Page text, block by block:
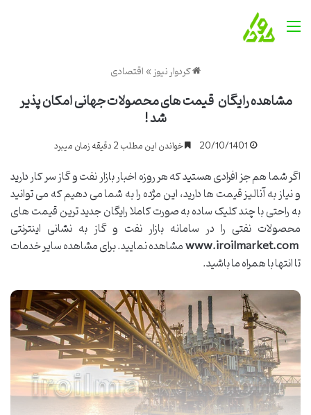
منو
کردوار نیوز»اقتصادی
مشاهده رایگان قیمت های محصولات جهانی امکان پذیر
شد !
20/10/1401 خواندن این مطلب 2 دقیقه زمان میبرد
اگر شما هم جز افرادی هستید که هر روزه اخبار بازار نفت و گاز سر کار دارید
و نیاز به آنالیز قیمت ها دارید، این مژده را به شما می دهیم که می توانید
به راحتی با چند کلیک ساده به صورت کاملا رایگان جدید ترین قیمت های
محصولات نفتی را در سامانه بازار نفت و گاز به نشانی اینترنتی
www.iroilmarket.comمشاهده نمایید. برای مشاهده سایر خدمات
تا انتها با همراه ما باشید.